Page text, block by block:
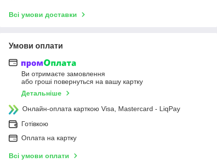
Всі умови доставки
Умови оплати
Ви отримаєте замовлення
або гроші повернуться на вашу картку
Детальніше
Онлайн-оплата карткою Visa, Mastercard - LiqPay
Готівкою
Оплата на картку
Всі умови оплати